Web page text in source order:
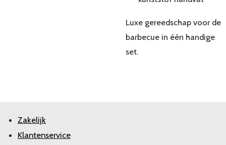
Luxe gereedschap voor de
barbecue in één handige
set.
Zakelijk
Klantenservice